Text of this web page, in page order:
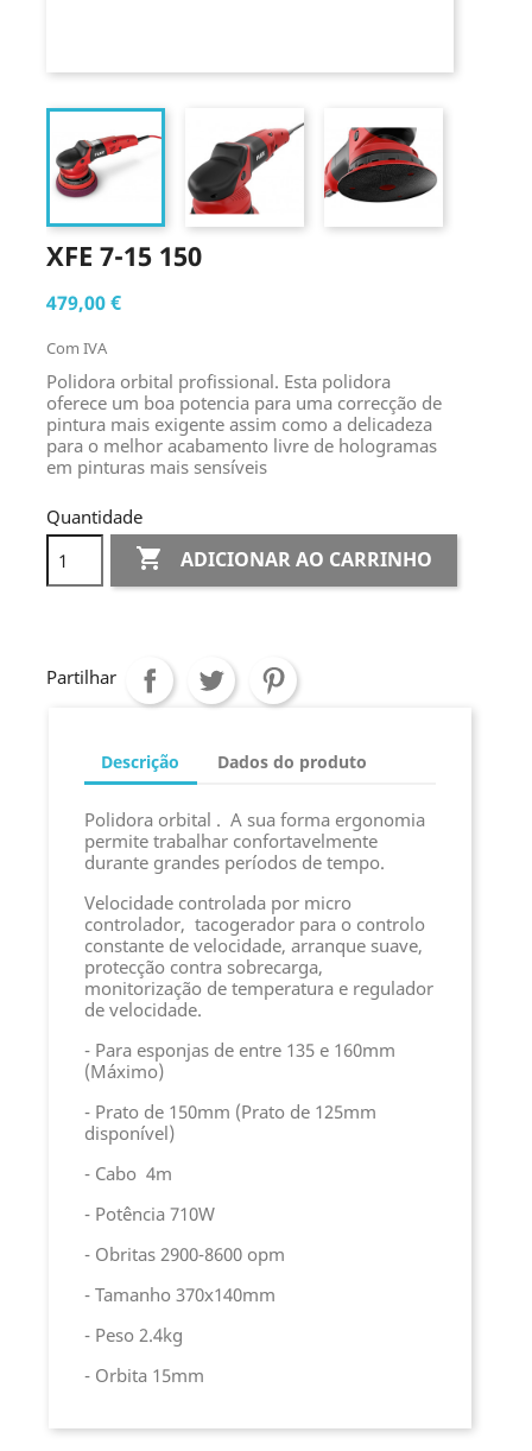
XFE 7-15 150
479,00 €
Com IVA
Polidora orbital profissional. Esta polidora
oferece um boa potencia para uma correcção de
pintura mais exigente assim como a delicadeza
para o melhor acabamento livre de hologramas
em pinturas mais sensíveis
Quantidade
 ADICIONAR AO CARRINHO
Partilhar
Descrição Dados do produto
Polidora orbital . A sua forma ergonomia
permite trabalhar confortavelmente
durante grandes períodos de tempo.
Velocidade controlada por micro
controlador, tacogerador para o controlo
constante de velocidade, arranque suave,
protecção contra sobrecarga,
monitorização de temperatura e regulador
de velocidade.
- Para esponjas de entre 135 e 160mm
(Máximo)
- Prato de 150mm (Prato de 125mm
disponível)
- Cabo 4m
- Potência 710W
- Obritas 2900-8600 opm
- Tamanho 370x140mm
- Peso 2.4kg
- Orbita 15mm